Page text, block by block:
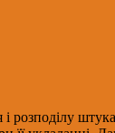
розподілу